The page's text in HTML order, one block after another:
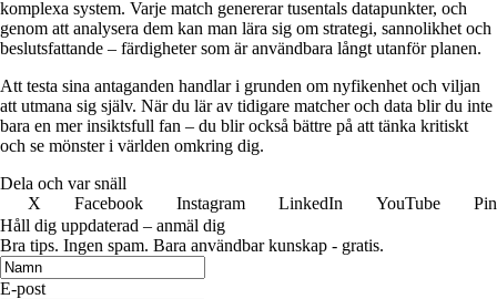
komplexa system. Varje match genererar tusentals datapunkter, och
genom att analysera dem kan man lära sig om strategi, sannolikhet och
beslutsfattande – färdigheter som är användbara långt utanför planen.
Att testa sina antaganden handlar i grunden om nyfikenhet och viljan
att utmana sig själv. När du lär av tidigare matcher och data blir du inte
bara en mer insiktsfull fan – du blir också bättre på att tänka kritiskt
och se mönster i världen omkring dig.
Dela och var snäll
X
Facebook Instagram LinkedIn YouTube
Håll dig uppdaterad – anmäl dig
Bra tips. Ingen spam. Bara användbar kunskap - gratis.
E-post